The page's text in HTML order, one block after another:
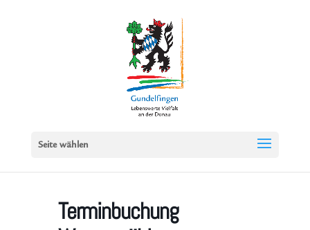
Seite wählen
Terminbuchung